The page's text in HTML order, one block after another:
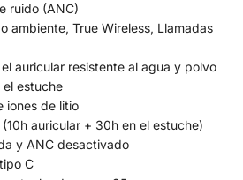
ruido (ANC)
ambiente, True Wireless, Llamadas
auricular resistente al agua y polvo
estuche
iones de litio
auricular + 30h en el estuche)
y ANC desactivado
C